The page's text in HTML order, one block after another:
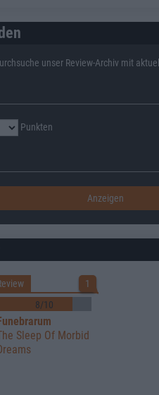
unser Review-Archiv mit aktuell
Punkten
8/10
1
Sleep Of Morbid